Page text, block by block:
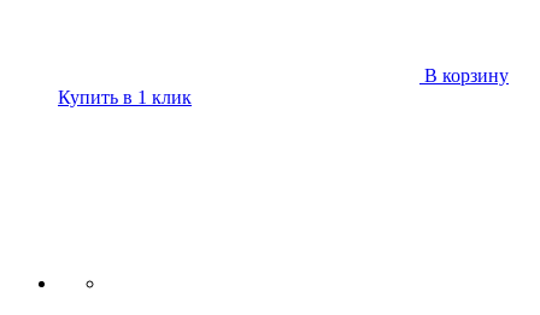
В корзину
Купить в 1 клик